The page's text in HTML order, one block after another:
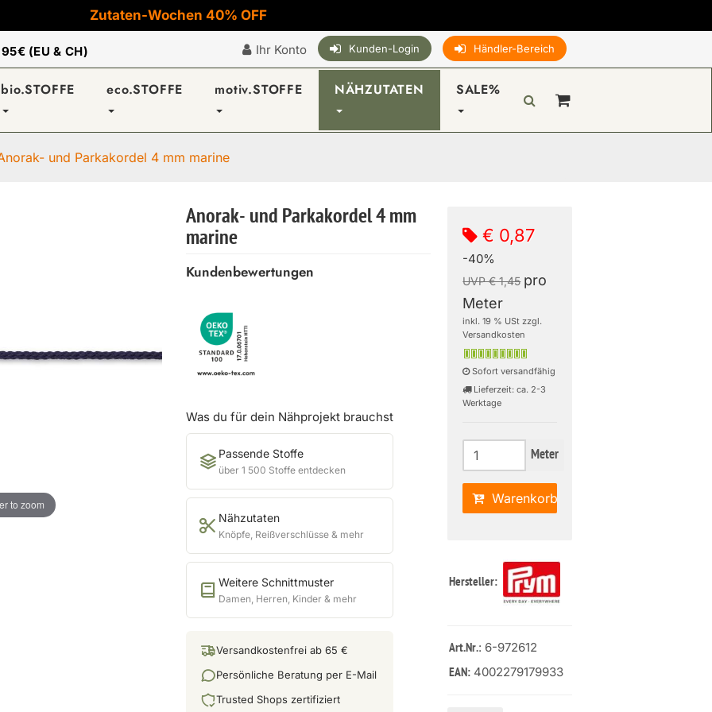
Zutaten-Wochen 40% OFF
95€ (EU & CH) Ihr Konto Kunden-Login Händler-Bereich
bio.STOFFE eco.STOFFE motiv.STOFFE NÄHZUTATEN SALE%
und Parkakordel 4 mm marine
to zoom
Anorak- und Parkakordel 4 mm
marine
Kundenbewertungen
Was du für dein Nähprojekt brauchst
Passende Stoffe
über 1 500 Stoffe entdecken
Nähzutaten
Knöpfe, Reißverschlüsse & mehr
Weitere Schnittmuster
Damen, Herren, Kinder & mehr
Versandkostenfrei ab 65 €
Persönliche Beratung per E-Mail
Trusted Shops zertifiziert
€ 0,87
-40%
UVP € 1,45 pro
Meter
inkl. 19 % USt zzgl.
Versandkosten
Sofort versandfähig
Lieferzeit: ca. 2-3
Werktage
Meter
Warenkorb
Hersteller:
Art.Nr.: 6-972612
EAN: 4002279179933